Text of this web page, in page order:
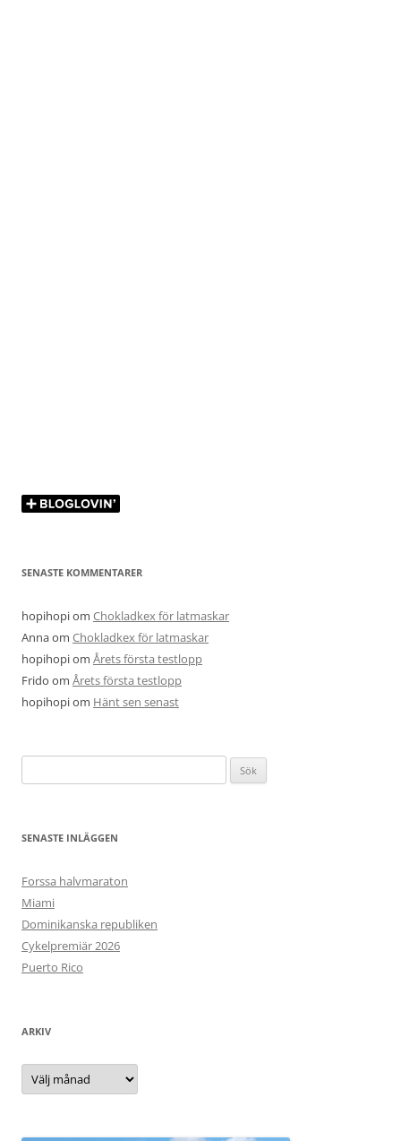
SENASTE KOMMENTARER
hopihopiom Chokladkex för latmaskar
Annaom Chokladkex för latmaskar
hopihopiom Årets första testlopp
Frido om Årets första testlopp
hopihopiom Hänt sen senast
efter:
SENASTE INLÄGGEN
Forssa halvmaraton
Miami
Dominikanska republiken
Cykelpremiär 2026
Puerto Rico
ARKIV
Arkiv